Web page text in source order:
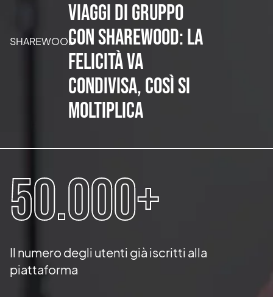
SHAREWOOD
Viaggi di gruppo
con Sharewood: la
felicità va
condivisa, così si
moltiplica
50.000+
Il numero degli utenti già iscritti alla
piattaforma